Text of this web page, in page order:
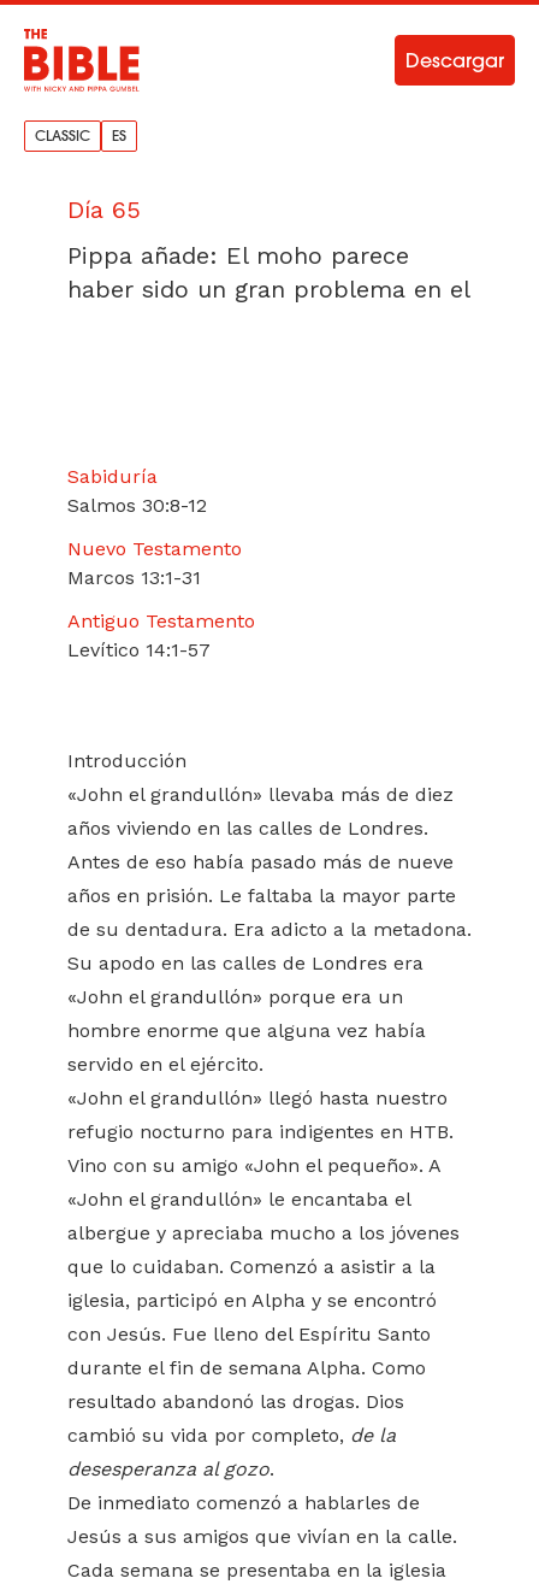
CLASSIC ES
Descargar
Día 65
Pippa añade: El moho parece
haber sido un gran problema en el
Sabiduría
Salmos 30:8-12
Nuevo Testamento
Marcos 13:1-31
Antiguo Testamento
Levítico 14:1-57
Introducción
«John el grandullón» llevaba más de diez
años viviendo en las calles de Londres.
Antes de eso había pasado más de nueve
años en prisión. Le faltaba la mayor parte
de su dentadura. Era adicto a la metadona.
Su apodo en las calles de Londres era
«John el grandullón» porque era un
hombre enorme que alguna vez había
servido en el ejército.
«John el grandullón» llegó hasta nuestro
refugio nocturno para indigentes en HTB.
Vino con su amigo «John el pequeño». A
«John el grandullón» le encantaba el
albergue y apreciaba mucho a los jóvenes
que lo cuidaban. Comenzó a asistir a la
iglesia, participó en Alpha y se encontró
con Jesús. Fue lleno del Espíritu Santo
durante el fin de semana Alpha. Como
resultado abandonó las drogas. Dios
cambió su vida por completo, de la
desesperanza al gozo.
De inmediato comenzó a hablarles de
Jesús a sus amigos que vivían en la calle.
Cada semana se presentaba en la iglesia